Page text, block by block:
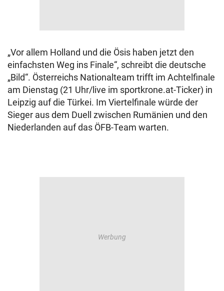
„Vor allem Holland und die Ösis haben jetzt den
einfachsten Weg ins Finale“, schreibt die deutsche
„Bild“. Österreichs Nationalteam trifft im Achtelfinale
am Dienstag (21 Uhr/live im sportkrone.at-Ticker) in
Leipzig auf die Türkei. Im Viertelfinale würde der
Sieger aus dem Duell zwischen Rumänien und den
Niederlanden auf das ÖFB-Team warten.